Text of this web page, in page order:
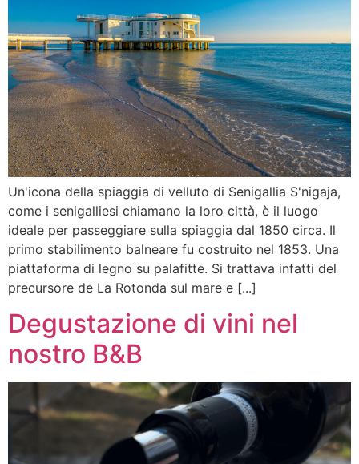
Un'icona della spiaggia di velluto di Senigallia S'nigaja,
come i senigalliesi chiamano la loro città, è il luogo
ideale per passeggiare sulla spiaggia dal 1850 circa. Il
primo stabilimento balneare fu costruito nel 1853. Una
piattaforma di legno su palafitte. Si trattava infatti del
precursore de La Rotonda sul mare e [...]
Degustazione di vini nel
nostro B&B